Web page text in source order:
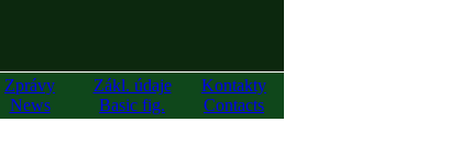
Zprávy
News
Zákl. údaje
Basic fig.
Kontakty
Contacts